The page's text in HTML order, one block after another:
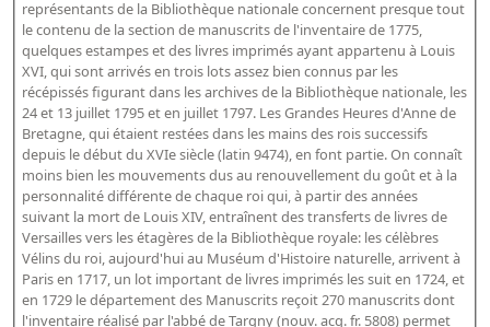
Appel à chercheurs : bourse Comité d’histoire de la BnF
Appel à projets
Recherche de sujets de recherche
Faire une suggestion de recherche
Fournir un témoignage et/ou un document
représentants de la Bibliothèque nationale concernent presque tout
le contenu de la section de manuscrits de l'inventaire de 1775,
quelques estampes et des livres imprimés ayant appartenu à Louis
XVI, qui sont arrivés en trois lots assez bien connus par les
récépissés figurant dans les archives de la Bibliothèque nationale, les
24 et 13 juillet 1795 et en juillet 1797. Les Grandes Heures d'Anne de
Bretagne, qui étaient restées dans les mains des rois successifs
depuis le début du XVIe siècle (latin 9474), en font partie. On connaît
moins bien les mouvements dus au renouvellement du goût et à la
personnalité différente de chaque roi qui, à partir des années
suivant la mort de Louis XIV, entraînent des transferts de livres de
Versailles vers les étagères de la Bibliothèque royale: les célèbres
Vélins du roi, aujourd'hui au Muséum d'Histoire naturelle, arrivent à
Paris en 1717, un lot important de livres imprimés les suit en 1724, et
en 1729 le département des Manuscrits reçoit 270 manuscrits dont
l'inventaire réalisé par l'abbé de Targny (nouv. acq. fr. 5808) permet